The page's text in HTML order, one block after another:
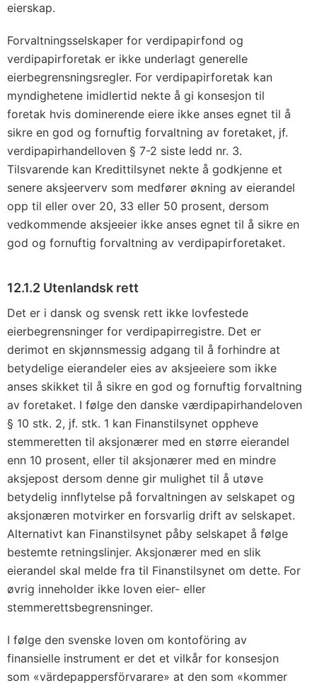
eierskap.
Forvaltningsselskaper for verdipapirfond og
verdipapirforetak er ikke underlagt generelle
eierbegrensningsregler. For verdipapirforetak kan
myndighetene imidlertid nekte å gi konsesjon til
foretak hvis dominerende eiere ikke anses egnet til å
sikre en god og fornuftig forvaltning av foretaket, jf.
verdipapirhandelloven § 7-2 siste ledd nr. 3.
Tilsvarende kan Kredittilsynet nekte å godkjenne et
senere aksjeerverv som medfører økning av eierandel
opp til eller over 20, 33 eller 50 prosent, dersom
vedkommende aksjeeier ikke anses egnet til å sikre en
god og fornuftig forvaltning av verdipapirforetaket.
12.1.2 Utenlandsk rett
Det er i dansk og svensk rett ikke lovfestede
eierbegrensninger for verdipapirregistre. Det er
derimot en skjønnsmessig adgang til å forhindre at
betydelige eierandeler eies av aksjeeiere som ikke
anses skikket til å sikre en god og fornuftig forvaltning
av foretaket. I følge den danske værdipapirhandeloven
§ 10 stk. 2, jf. stk. 1 kan Finanstilsynet oppheve
stemmeretten til aksjonærer med en større eierandel
enn 10 prosent, eller til aksjonærer med en mindre
aksjepost dersom denne gir mulighet til å utøve
betydelig innflytelse på forvaltningen av selskapet og
aksjonæren motvirker en forsvarlig drift av selskapet.
Alternativt kan Finanstilsynet påby selskapet å følge
bestemte retningslinjer. Aksjonærer med en slik
eierandel skal melde fra til Finanstilsynet om dette. For
øvrig inneholder ikke loven eier- eller
stemmerettsbegrensninger.
I følge den svenske loven om kontoföring av
finansielle instrument er det et vilkår for konsesjon
som «värdepappersförvarare» at den som «kommer